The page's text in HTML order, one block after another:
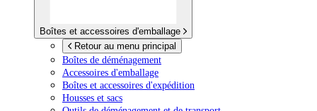
Boîtes et accessoires d'emballage
Retour au menu principal
Boîtes de déménagement
Accessoires d'emballage
Boîtes et accessoires d'expédition
Housses et sacs